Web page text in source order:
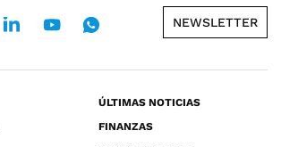
NEWSLETTER
ÚLTIMAS NOTICIAS
FINANZAS